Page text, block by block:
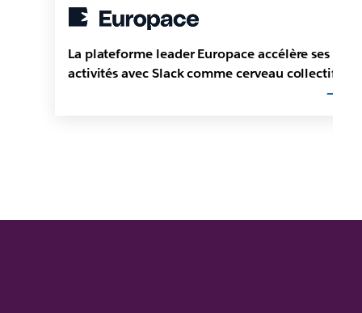
La plateforme leader Europace accélère ses
activités avec Slack comme cerveau collectif